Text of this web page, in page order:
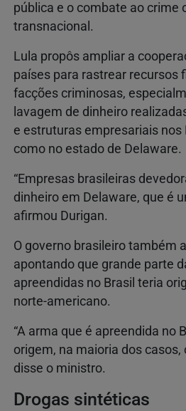
pública e o combate ao crime
transnacional.
Lula propôs ampliar a
países para rastrear recursos
facções criminosas,
lavagem de dinheiro
e estruturas empresariais nos
como no estado de Delaware.
“Empresas brasileiras
dinheiro em Delaware, que é
afirmou Durigan.
O governo brasileiro também
apontando que grande parte
apreendidas no Brasil teria
norte-americano.
“A arma que é apreendida no
origem, na maioria dos casos,
disse o ministro.
Drogas sintéticas